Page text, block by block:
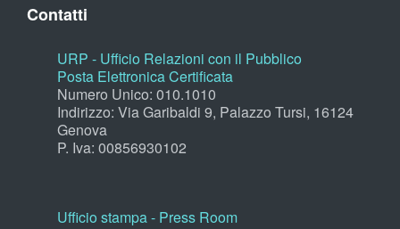
Contatti
URP - Ufficio Relazioni con il Pubblico
Posta Elettronica Certificata
Numero Unico: 010.1010
Indirizzo: Via Garibaldi 9, Palazzo Tursi, 16124
Genova
P. Iva: 00856930102
Ufficio stampa - Press Room